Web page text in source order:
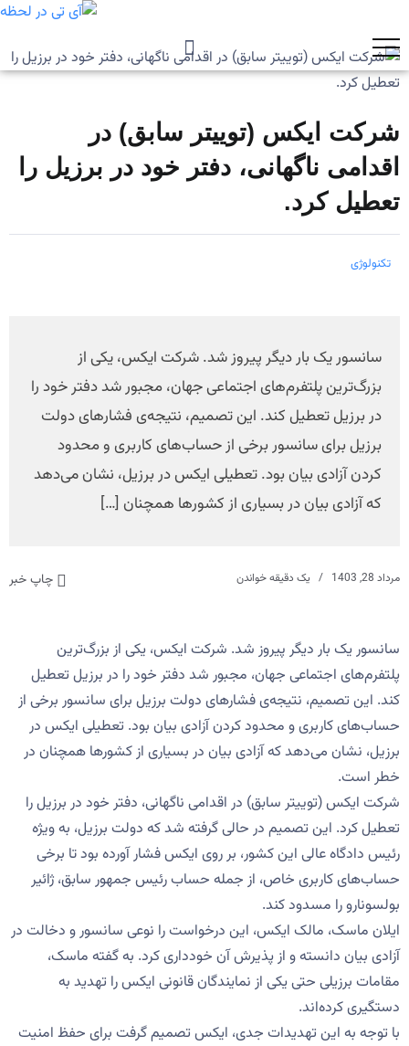
شرکت ایکس (توییتر سابق) در
اقدامی ناگهانی، دفتر خود در برزیل را
تعطیل کرد.
تکنولوژی
سانسور یک بار دیگر پیروز شد. شرکت ایکس، یکی از
بزرگ‌ترین پلتفرم‌های اجتماعی جهان، مجبور شد دفتر خود را
در برزیل تعطیل کند. این تصمیم، نتیجه‌ی فشارهای دولت
برزیل برای سانسور برخی از حساب‌های کاربری و محدود
کردن آزادی بیان بود. تعطیلی ایکس در برزیل، نشان می‌دهد
که آزادی بیان در بسیاری از کشورها همچنان […]
مرداد 28, 1403 یک دقیقه خواندن چاپ خبر
سانسور یک بار دیگر پیروز شد. شرکت ایکس، یکی از بزرگ‌ترین
پلتفرم‌های اجتماعی جهان، مجبور شد دفتر خود را در برزیل تعطیل
کند. این تصمیم، نتیجه‌ی فشارهای دولت برزیل برای سانسور برخی از
حساب‌های کاربری و محدود کردن آزادی بیان بود. تعطیلی ایکس در
برزیل، نشان می‌دهد که آزادی بیان در بسیاری از کشورها همچنان در
خطر است.
شرکت ایکس (توییتر سابق) در اقدامی ناگهانی، دفتر خود در برزیل را
تعطیل کرد. این تصمیم در حالی گرفته شد که دولت برزیل، به ویژه
رئیس دادگاه عالی این کشور، بر روی ایکس فشار آورده بود تا برخی
حساب‌های کاربری خاص، از جمله حساب رئیس جمهور سابق، ژائیر
بولسونارو را مسدود کند.
ایلان ماسک، مالک ایکس، این درخواست را نوعی سانسور و دخالت در
آزادی بیان دانسته و از پذیرش آن خودداری کرد. به گفته ماسک،
مقامات برزیلی حتی یکی از نمایندگان قانونی ایکس را تهدید به
دستگیری کرده‌اند.
با توجه به این تهدیدات جدی، ایکس تصمیم گرفت برای حفظ امنیت